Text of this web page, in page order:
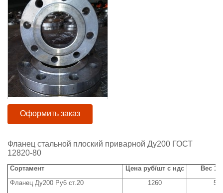
Оформить заказ
Фланец стальной плоский приварной Ду200 ГОСТ
12820-80
Сортамент Цена руб/шт с ндс
Вес 1
Фланец Ду200 Ру6 ст.20
1260